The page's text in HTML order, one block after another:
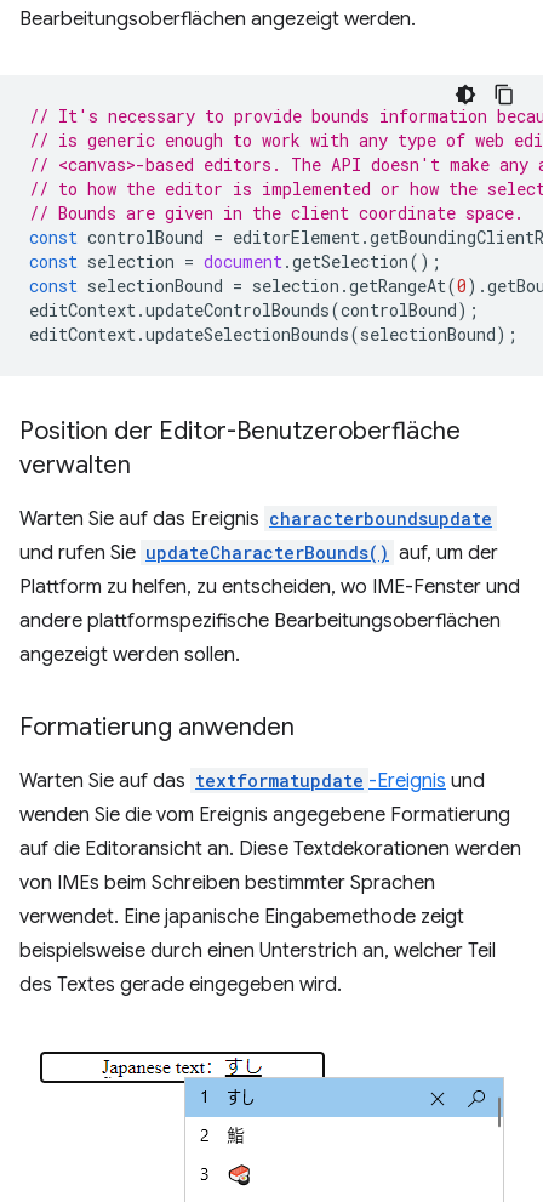
Bearbeitungsoberflächen angezeigt werden.
// It's necessary to provide bounds information
// is generic enough to work with any type of web
// <canvas>-based editors. The API doesn't make any
// to how the editor is implemented or how the
// Bounds are given in the client coordinate space.
const controlBound = editorElement.
const selection = document.getSelection();
const selectionBound = selection .getRangeAt(0).
editContext.updateControlBounds(controlBound);
editContext.updateSelectionBounds(selectionBound);
Position der Editor-Benutzeroberfläche
verwalten
Warten Sie auf das Ereignis characterboundsupdate
und rufen Sie updateCharacterBounds() auf, um der
Plattform zu helfen, zu entscheiden, wo IME-Fenster und
andere plattformspezifische Bearbeitungsoberflächen
angezeigt werden sollen.
Formatierung anwenden
Warten Sie auf das textformatupdate -Ereignis und
wenden Sie die vom Ereignis angegebene Formatierung
auf die Editoransicht an. Diese Textdekorationen werden
von IMEs beim Schreiben bestimmter Sprachen
verwendet. Eine japanische Eingabemethode zeigt
beispielsweise durch einen Unterstrich an, welcher Teil
des Textes gerade eingegeben wird.